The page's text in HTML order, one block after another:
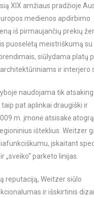
XIX amžiaus pradžioje
medienos apdirbimo
iš pirmaujančių prekių
puoselėtą meistriškumą su
siūlydama platų
ir interjero
naudojama tik
pat aplinkai draugiški ir
m. įmonė atsisakė
išteklius. Weitzer
įskaitant
„sveiko“ parketo linijas.
reputaciją, Weitzer siūlo
ir išskirtinis